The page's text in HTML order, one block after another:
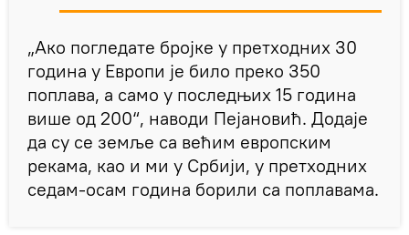
„Ако погледате бројке у претходних 30
година у Европи је било преко 350
поплава, а само у последњих 15 година
више од 200“, наводи Пејановић. Додаје
да су се земље са већим европским
рекама, као и ми у Србији, у претходних
седам-осам година борили са поплавама.